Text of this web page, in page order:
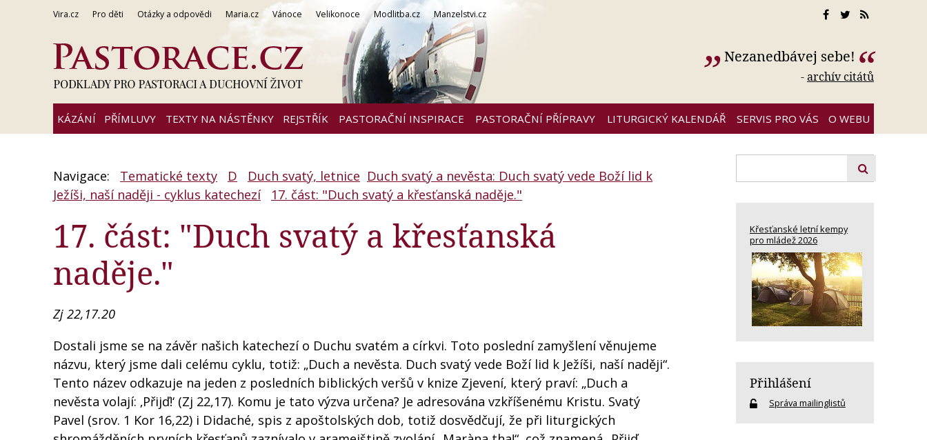
Vira.cz Pro děti Otázky a odpovědi Maria.cz Vánoce Velikonoce Modlitba.cz Manzelstvi.cz
Nezanedbávej sebe!
-archív citátů
KÁZÁNÍ PŘÍMLUVY TEXTY NA NÁSTĚNKY REJSTŘÍK PASTORAČNÍ INSPIRACE PASTORAČNÍ PŘÍPRAVY LITURGICKÝ KALENDÁŘ SERVIS PRO VÁS O WEBU
Navigace: Tematické texty D Duch svatý, letnice Duch svatý a nevěsta: Duch svatý vede Boží lid k
Ježíši, naší naději - cyklus katechezí
17. část: "Duch svatý a křesťanská naděje."
17. část: "Duch svatý a křesťanská
naděje."
Zj 22,17.20
Dostali jsme se na závěr našich katechezí o Duchu svatém a církvi. Toto poslední zamyšlení věnujeme
názvu, který jsme dali celému cyklu, totiž: „Duch a nevěsta. Duch svatý vede Boží lid k Ježíši, naší naději“.
Tento název odkazuje na jeden z posledních biblických veršů v knize Zjevení, který praví: „Duch a
nevěsta volají: ‚Přijď!‘ (Zj 22,17). Komu je tato výzva určena? Je adresována vzkříšenému Kristu. Svatý
Pavel (srov. 1 Kor 16,22) i Didaché, spis z apoštolských dob, totiž dosvědčují, že při liturgických
Křesťanské letní kempy
pro mládež 2026
Přihlášení
Správa mailinglistů